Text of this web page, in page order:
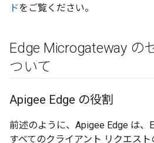
ドをご覧ください。
Edge Microgateway の
ついて
Apigee Edge の役割
前述のように、Apigee Edge は、
すべてのクライアント リクエス